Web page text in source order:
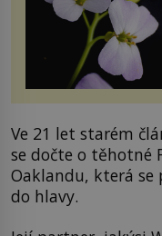
Ve 21 let starém
se dočte o těhotné
Oaklandu, která se
do hlavy.